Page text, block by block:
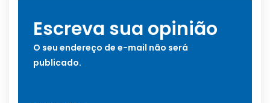
Escreva sua opinião
O seu endereço de e-mail não será
publicado.